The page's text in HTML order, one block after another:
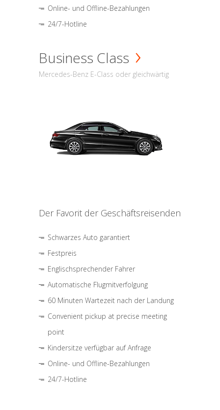
Online- und Offline-Bezahlungen
24/7-Hotline
Business Class
Mercedes-Benz E-Class oder gleichwärtig
Der Favorit der Geschäftsreisenden
Schwarzes Auto garantiert
Festpreis
Englischsprechender Fahrer
Automatische Flugmitverfolgung
60 Minuten Wartezeit nach der Landung
Convenient pickup at precise meeting
point
Kindersitze verfügbar auf Anfrage
Online- und Offline-Bezahlungen
24/7-Hotline